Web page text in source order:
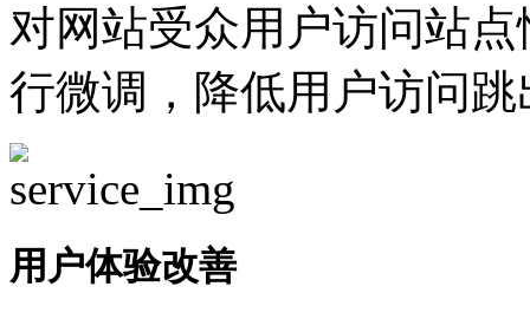
对网站受众用户访问站
行微调，降低用户访问
用户体验改善